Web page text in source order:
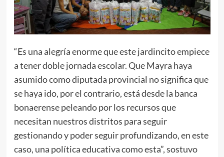
“Es una alegría enorme que este jardincito empiece
a tener doble jornada escolar. Que Mayra haya
asumido como diputada provincial no significa que
se haya ido, por el contrario, está desde la banca
bonaerense peleando por los recursos que
necesitan nuestros distritos para seguir
gestionando y poder seguir profundizando, en este
caso, una política educativa como esta”, sostuvo